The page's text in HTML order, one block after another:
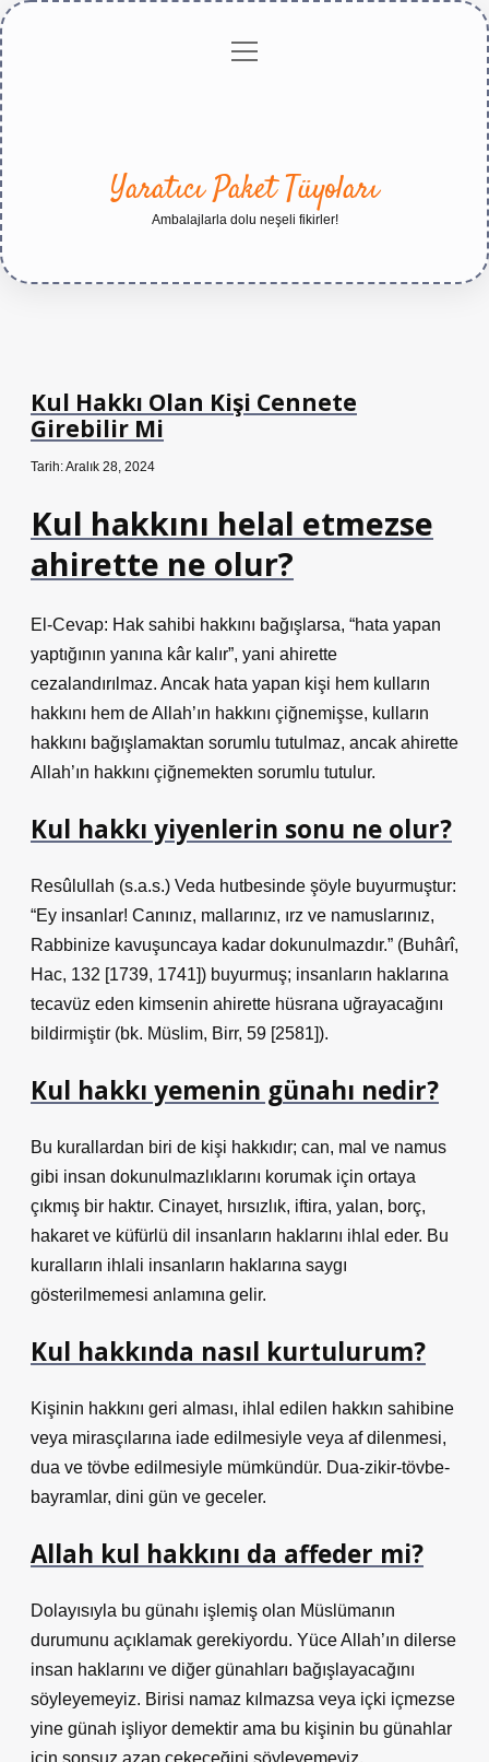
Gizlilikmenüyü
Yaratıcı Paket Tüyoları
Ambalajlarla dolu neşeli fikirler!
Kul Hakkı Olan Kişi Cennete
Girebilir Mi
Tarih: Aralık 28, 2024
Kul hakkını helal etmezse
ahirette ne olur?
El-Cevap: Hak sahibi hakkını bağışlarsa, “hata yapan
yaptığının yanına kâr kalır”, yani ahirette
cezalandırılmaz. Ancak hata yapan kişi hem kulların
hakkını hem de Allah’ın hakkını çiğnemişse, kulların
hakkını bağışlamaktan sorumlu tutulmaz, ancak ahirette
Allah’ın hakkını çiğnemekten sorumlu tutulur.
Kul hakkı yiyenlerin sonu ne olur?
Resûlullah (s.a.s.) Veda hutbesinde şöyle buyurmuştur:
“Ey insanlar! Canınız, mallarınız, ırz ve namuslarınız,
Rabbinize kavuşuncaya kadar dokunulmazdır.” (Buhârî,
Hac, 132 [1739, 1741]) buyurmuş; insanların haklarına
tecavüz eden kimsenin ahirette hüsrana uğrayacağını
bildirmiştir (bk. Müslim, Birr, 59 [2581]).
Kul hakkı yemenin günahı nedir?
Bu kurallardan biri de kişi hakkıdır; can, mal ve namus
gibi insan dokunulmazlıklarını korumak için ortaya
çıkmış bir haktır. Cinayet, hırsızlık, iftira, yalan, borç,
hakaret ve küfürlü dil insanların haklarını ihlal eder. Bu
kuralların ihlali insanların haklarına saygı
gösterilmemesi anlamına gelir.
Kul hakkında nasıl kurtulurum?
Kişinin hakkını geri alması, ihlal edilen hakkın sahibine
veya mirasçılarına iade edilmesiyle veya af dilenmesi,
dua ve tövbe edilmesiyle mümkündür. Dua-zikir-tövbe-
bayramlar, dini gün ve geceler.
Allah kul hakkını da affeder mi?
Dolayısıyla bu günahı işlemiş olan Müslümanın
durumunu açıklamak gerekiyordu. Yüce Allah’ın dilerse
insan haklarını ve diğer günahları bağışlayacağını
söyleyemeyiz. Birisi namaz kılmazsa veya içki içmezse
yine günah işliyor demektir ama bu kişinin bu günahlar
için sonsuz azap çekeceğini söyleyemeyiz.